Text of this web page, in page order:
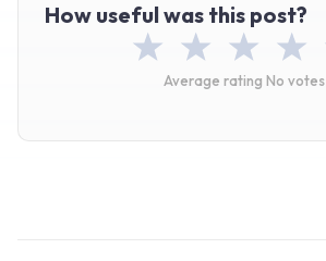
How useful was this post?
Average rating No votes